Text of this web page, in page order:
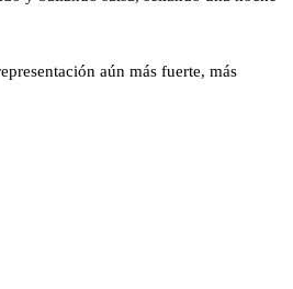
aún más fuerte, más